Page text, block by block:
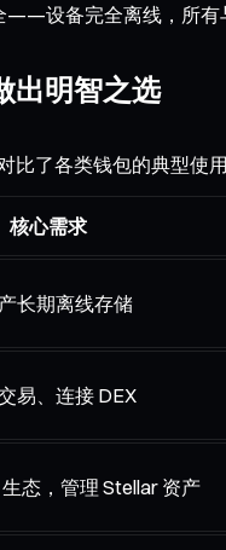
——设备完全离线，所
出明智之选
了各类钱包的典型使
核心需求
长期离线存储
易、连接 DEX
态，管理 Stellar 资产